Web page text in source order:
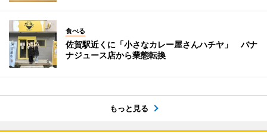
食べる
佐賀駅近くに「小さなカレー屋さんハチヤ」 バナ
ナジュース店から業態転換
もっと見る